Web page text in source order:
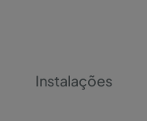
Instalações